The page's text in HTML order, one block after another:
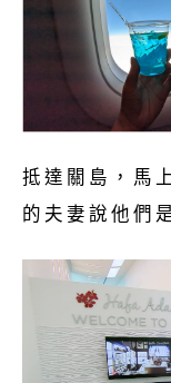
抵達關島，馬
的夫妻說他們